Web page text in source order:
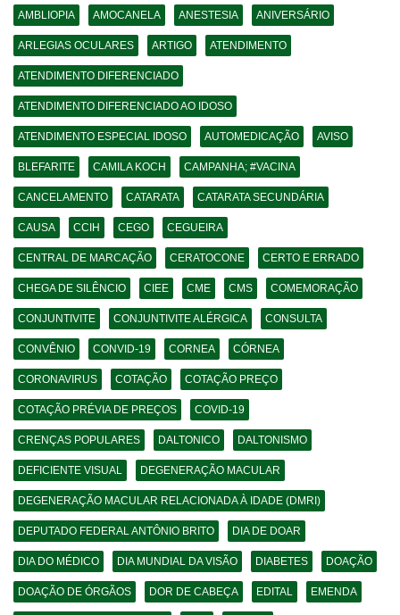
AMBLIOPIA AMOCANELA ANESTESIA ANIVERSÁRIO
ARLEGIAS OCULARES ARTIGO ATENDIMENTO
ATENDIMENTO DIFERENCIADO
ATENDIMENTO DIFERENCIADO AO IDOSO
ATENDIMENTO ESPECIAL IDOSO AUTOMEDICAÇÃO AVISO
BLEFARITE CAMILA KOCH CAMPANHA; #VACINA
CANCELAMENTO CATARATA CATARATA SECUNDÁRIA
CAUSA CCIH CEGO CEGUEIRA
CENTRAL DE MARCAÇÃO CERATOCONE CERTO E ERRADO
CHEGA DE SILÊNCIO CIEE CME CMS COMEMORAÇÃO
CONJUNTIVITE CONJUNTIVITE ALÉRGICA CONSULTA
CONVÊNIO CONVID-19 CORNEA CÓRNEA
CORONAVIRUS COTAÇÃO COTAÇÃO PREÇO
COTAÇÃO PRÉVIA DE PREÇOS COVID-19
CRENÇAS POPULARES DALTONICO DALTONISMO
DEFICIENTE VISUAL DEGENERAÇÃO MACULAR
DEGENERAÇÃO MACULAR RELACIONADA À IDADE (DMRI)
DEPUTADO FEDERAL ANTÔNIO BRITO DIA DE DOAR
DIA DO MÉDICO DIA MUNDIAL DA VISÃO DIABETES DOAÇÃO
DOAÇÃO DE ÓRGÃOS DOR DE CABEÇA EDITAL EMENDA